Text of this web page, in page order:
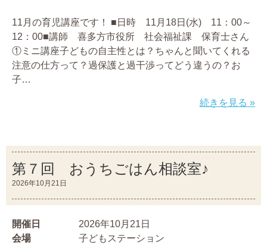
11月の育児講座です！ ■日時 11月18日(水) 11：00～
12：00■講師 喜多方市役所 社会福祉課 保育士さん
①ミニ講座子どもの自主性とは？ちゃんと聞いてくれる
注意の仕方って？過保護と過干渉ってどう違うの？お
子…
続きを見る »
第７回 おうちごはん相談室♪
2026年10月21日
開催日
2026年10月21日
会場
子どもステーション